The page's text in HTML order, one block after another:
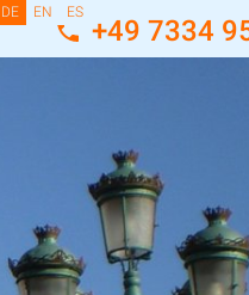
+49 7334
DE EN ES